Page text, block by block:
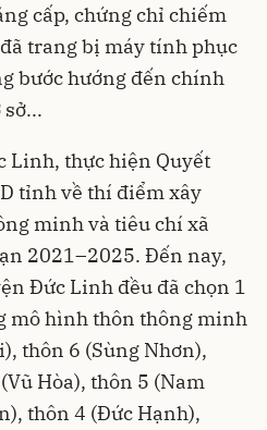
cấp, chứng chỉ chiếm
trang bị máy tính phục
bước hướng đến chính
Linh, thực hiện Quyết
tỉnh về thí điểm xây
minh và tiêu chí xã
2021–2025. Đến nay,
Đức Linh đều đã chọn 1
mô hình thôn thông minh
thôn 6 (Sùng Nhơn),
Hòa), thôn 5 (Nam
thôn 4 (Đức Hạnh),